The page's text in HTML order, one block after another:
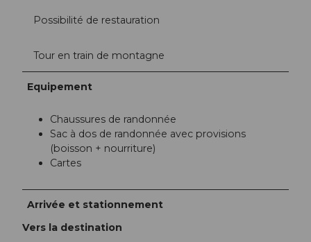
Possibilité de restauration
Tour en train de montagne
Equipement
Chaussures de randonnée
Sac à dos de randonnée avec provisions
(boisson + nourriture)
Cartes
Arrivée et stationnement
Vers la destination